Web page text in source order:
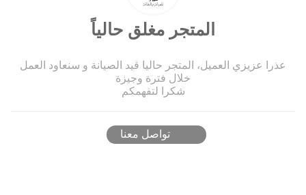
المتجر مغلق حالياً
عذرا عزيزي العميل، المتجر حاليا قيد الصيانة و سنعاود العمل
خلال فترة وجيزة
شكرا لتفهمكم
تواصل معنا